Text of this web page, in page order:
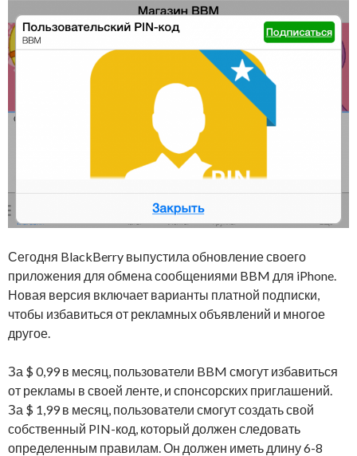
Сегодня BlackBerry выпустила обновление своего
приложения для обмена сообщениями BBM для iPhone.
Новая версия включает варианты платной подписки,
чтобы избавиться от рекламных объявлений и многое
другое.
За $ 0,99 в месяц, пользователи BBM смогут избавиться
от рекламы в своей ленте, и спонсорских приглашений.
За $ 1,99 в месяц, пользователи смогут создать свой
собственный PIN-код, который должен следовать
определенным правилам. Он должен иметь длину 6-8